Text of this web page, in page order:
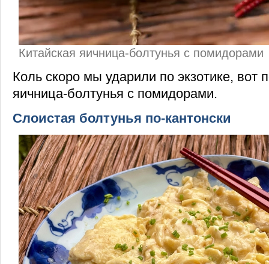
Китайская яичница-болтунья с помидорами
Коль скоро мы ударили по экзотике, вот
яичница-болтунья с помидорами.
Слоистая болтунья по-кантонски